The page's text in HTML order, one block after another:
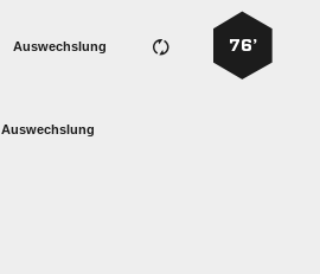
76’
Auswechslung
Auswechslung